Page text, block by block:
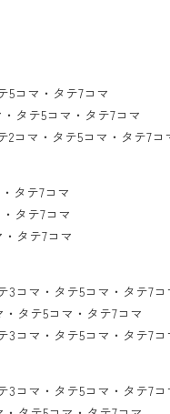
5コマ ・ タテ7コマ
・ タテ5コマ ・ タテ7コマ
2コマ ・ タテ5コマ ・ タテ7コ
・ タテ7コマ
・ タテ7コマ
・ タテ7コマ
3コマ ・ タテ5コマ ・ タテ7コ
・ タテ5コマ ・ タテ7コマ
3コマ ・ タテ5コマ ・ タテ7コ
3コマ ・ タテ5コマ ・ タテ7コ